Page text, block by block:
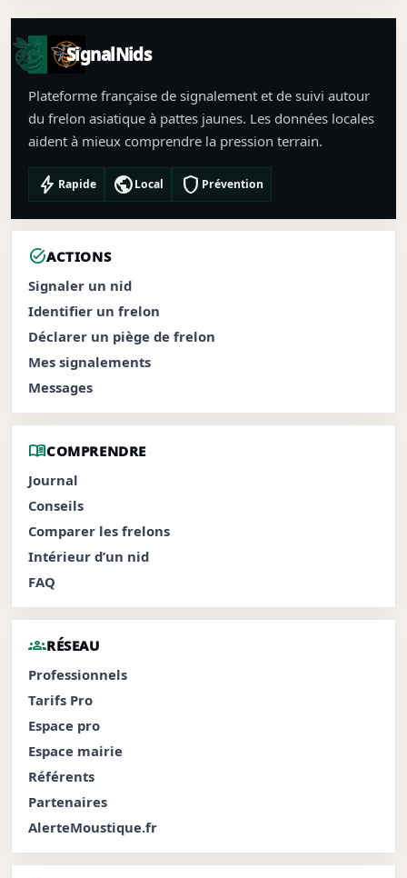
SignalNids
Plateforme française de signalement et de suivi autour
du frelon asiatique à pattes jaunes. Les données locales
aident à mieux comprendre la pression terrain.
bolt Rapide publicLocal shield Prévention
task_altACTIONS
Signaler un nid
Identifier un frelon
Déclarer un piège de frelon
Mes signalements
Messages
menu_bookCOMPRENDRE
Journal
Conseils
Comparer les frelons
Intérieur d’un nid
FAQ
groupsRÉSEAU
Professionnels
Tarifs Pro
Espace pro
Espace mairie
Référents
Partenaires
AlerteMoustique.fr